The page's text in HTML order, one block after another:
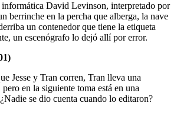
David Levinson, interpretado por
berrinche en la percha que alberga, la nave
un contenedor que tiene la etiqueta
un escenógrafo lo dejó allí por error.
Jesse y Tran corren, Tran lleva una
en la siguiente toma está en una
se dio cuenta cuando lo editaron?